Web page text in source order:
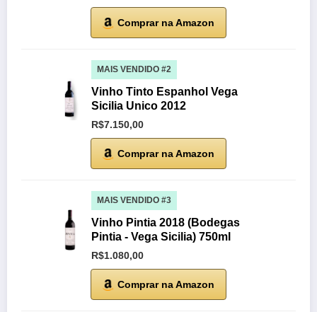
Comprar na Amazon
MAIS VENDIDO #2
Vinho Tinto Espanhol Vega
Sicilia Unico 2012
R$7.150,00
Comprar na Amazon
MAIS VENDIDO #3
Vinho Pintia 2018 (Bodegas
Pintia - Vega Sicilia) 750ml
R$1.080,00
Comprar na Amazon